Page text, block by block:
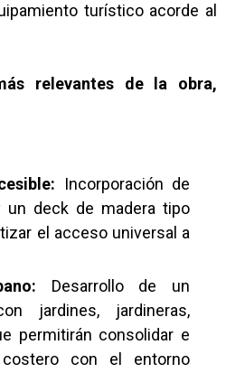
turístico acorde al
relevantes de la obra,
Incorporación de
un deck de madera tipo
el acceso universal a
Desarrollo de un
jardines, jardineras,
permitirán consolidar e
con el entorno